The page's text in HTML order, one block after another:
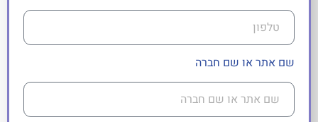
שם אתר או שם חברה